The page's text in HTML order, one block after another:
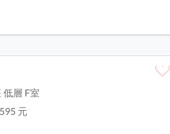
低層 F室
元